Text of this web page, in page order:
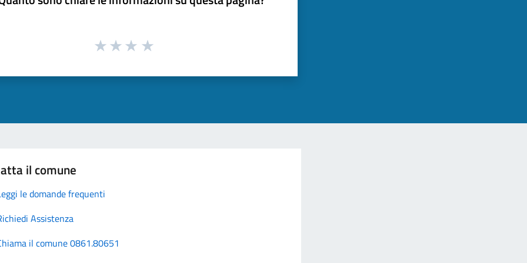
il comune
le domande frequenti
Assistenza
il comune 0861.80651